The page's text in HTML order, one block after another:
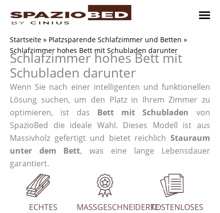
Inhalt
Startseite » Platzsparende Schlafzimmer und Betten »
Schlafzimmer hohes Bett mit Schubladen darunter
Schlafzimmer hohes Bett mit
Schubladen darunter
Wenn Sie nach einer intelligenten und funktionellen
Lösung suchen, um den Platz in Ihrem Zimmer zu
optimieren, ist das Bett mit Schubladen von
SpazioBed die ideale Wahl. Dieses Modell ist aus
Massivholz gefertigt und bietet reichlich Stauraum
unter dem Bett, was eine lange Lebensdauer
garantiert.
ECHTES
MASSGESCHNEIDERTEKOSTENLOSES